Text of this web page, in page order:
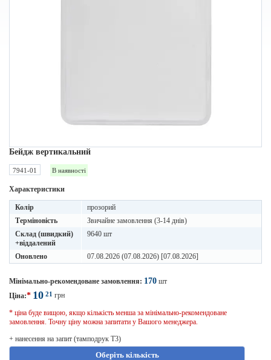
Бейдж вертикальний
7941-01 В наявності
Характеристики
Колір
прозорий
Терміновість
Звичайне замовлення (3-14 днів)
Склад (швидкий)
+віддалений
9640 шт
Оновлено 07.08.2026 (07.08.2026) [07.08.2026]
Мінімально-рекомендоване замовлення: 170 шт
Ціна:* 10 21 грн
* ціна буде вищою, якщо кількість менша за мінімально-рекомендоване
замовлення. Точну ціну можна запитати у Вашого менеджера.
+ нанесення на запит (тамподрук T3)
Оберіть кількість